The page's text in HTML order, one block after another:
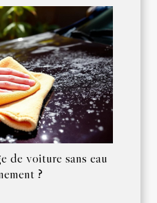
de voiture sans eau
?